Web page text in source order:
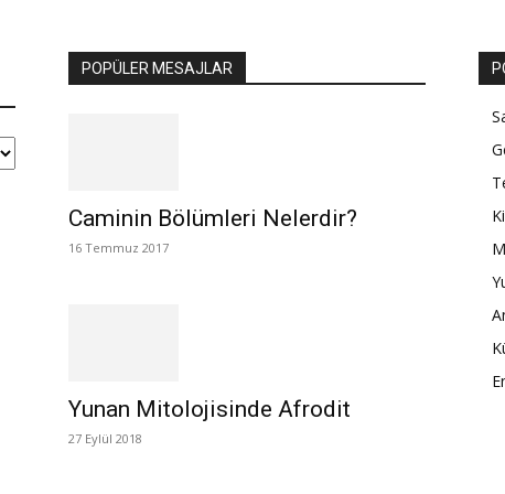
POPÜLER MESAJLAR
Caminin Bölümleri Nelerdir?
16 Temmuz 2017
Yunan Mitolojisinde Afrodit
27 Eylül 2018